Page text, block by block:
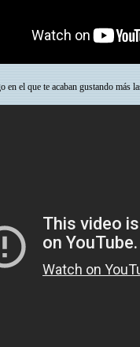
en el que te acaban gustando más